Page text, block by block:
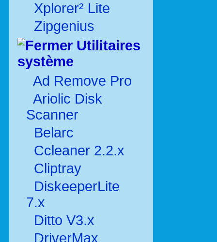
Xplorer² Lite
Zipgenius
Utilitaires
système
Ad Remove Pro
Ariolic Disk
Scanner
Belarc
Ccleaner 2.2.x
Cliptray
DiskeeperLite
7.x
Ditto V3.x
DriverMax